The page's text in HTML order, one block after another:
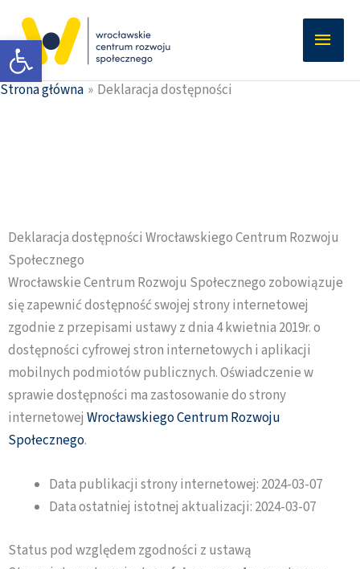
Otwórz pasek narzędzi
treści
Strona główna Deklaracja dostępności
Deklaracja dostępności Wrocławskiego Centrum Rozwoju
Społecznego
Wrocławskie Centrum Rozwoju Społecznego zobowiązuje
się zapewnić dostępność swojej strony internetowej
zgodnie z przepisami ustawy z dnia 4 kwietnia 2019r. o
dostępności cyfrowej stron internetowych i aplikacji
mobilnych podmiotów publicznych. Oświadczenie w
sprawie dostępności ma zastosowanie do strony
internetowej Wrocławskiego Centrum Rozwoju
Społecznego.
Data publikacji strony internetowej: 2024-03-07
Data ostatniej istotnej aktualizacji: 2024-03-07
Status pod względem zgodności z ustawą